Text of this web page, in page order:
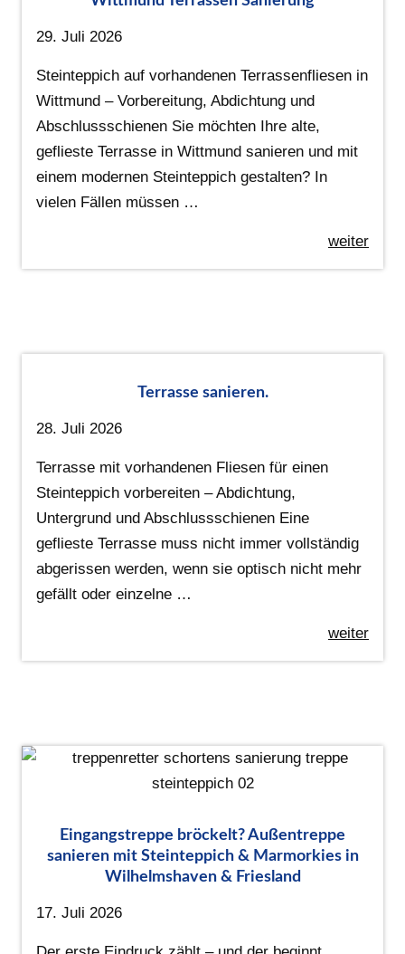
29. Juli 2026
Steinteppich auf vorhandenen Terrassenfliesen in
Wittmund – Vorbereitung, Abdichtung und
Abschlussschienen Sie möchten Ihre alte,
geflieste Terrasse in Wittmund sanieren und mit
einem modernen Steinteppich gestalten? In
vielen Fällen müssen …
weiter
Terrasse sanieren.
28. Juli 2026
Terrasse mit vorhandenen Fliesen für einen
Steinteppich vorbereiten – Abdichtung,
Untergrund und Abschlussschienen Eine
geflieste Terrasse muss nicht immer vollständig
abgerissen werden, wenn sie optisch nicht mehr
gefällt oder einzelne …
weiter
Eingangstreppe bröckelt? Außentreppe
sanieren mit Steinteppich & Marmorkies in
Wilhelmshaven & Friesland
17. Juli 2026